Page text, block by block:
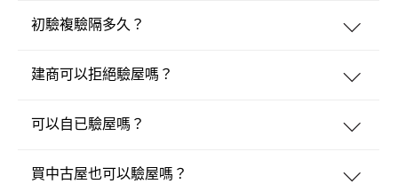
初驗複驗隔多久？
建商可以拒絕驗屋嗎？
可以自已驗屋嗎？
買中古屋也可以驗屋嗎？